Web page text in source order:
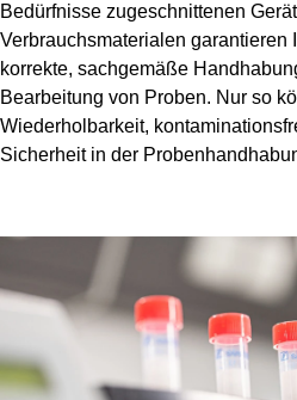
Bedürfnisse zugeschnittenen
Verbrauchsmaterialen garantieren
korrekte, sachgemäße
Bearbeitung von Proben. Nur so
Wiederholbarkeit,
Sicherheit in der